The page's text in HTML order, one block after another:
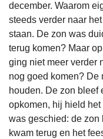
december. Waarom
steeds verder naar
staan. De zon was
terug komen? Maar
ging niet meer verder
nog goed komen? De
houden. De zon bleef
opkomen, hij hield
was geschied: de zon
kwam terug en het